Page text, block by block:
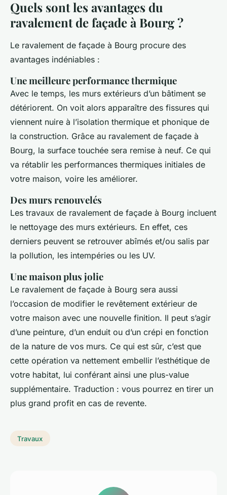
Quels sont les avantages du
ravalement de façade à Bourg ?
Le ravalement de façade à Bourg procure des
avantages indéniables :
Une meilleure performance thermique
Avec le temps, les murs extérieurs d’un bâtiment se
détériorent. On voit alors apparaître des fissures qui
viennent nuire à l’isolation thermique et phonique de
la construction. Grâce au ravalement de façade à
Bourg, la surface touchée sera remise à neuf. Ce qui
va rétablir les performances thermiques initiales de
votre maison, voire les améliorer.
Des murs renouvelés
Les travaux de ravalement de façade à Bourg incluent
le nettoyage des murs extérieurs. En effet, ces
derniers peuvent se retrouver abîmés et/ou salis par
la pollution, les intempéries ou les UV.
Une maison plus jolie
Le ravalement de façade à Bourg sera aussi
l’occasion de modifier le revêtement extérieur de
votre maison avec une nouvelle finition. Il peut s’agir
d’une peinture, d’un enduit ou d’un crépi en fonction
de la nature de vos murs. Ce qui est sûr, c’est que
cette opération va nettement embellir l’esthétique de
votre habitat, lui conférant ainsi une plus-value
supplémentaire. Traduction : vous pourrez en tirer un
plus grand profit en cas de revente.
Travaux